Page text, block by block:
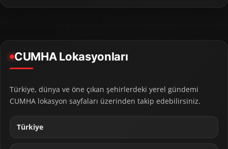
CUMHA Lokasyonları
Türkiye, dünya ve öne çıkan şehirlerdeki yerel gündemi
CUMHA lokasyon sayfaları üzerinden takip edebilirsiniz.
Türkiye